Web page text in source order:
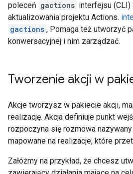
poleceń gactions interfejsu
aktualizowania projektu Actions.
gactions , Pomaga też utworzyć
konwersacyjnej i nim zarządzać.
Tworzenie akcji w
Akcje tworzysz w pakiecie akcji,
realizację. Akcja definiuje punkt
rozpoczyna się rozmowa nazywany
mapowane na realizacje, które
Załóżmy na przykład, że chcesz